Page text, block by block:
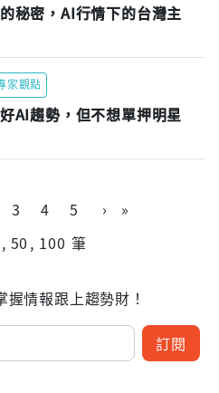
秘密，AI行情下的台灣主
家觀點
AI趨勢，但不想單押明星
3 4 5 ›
»
50 100 筆
情報跟上趨勢財！
訂閱